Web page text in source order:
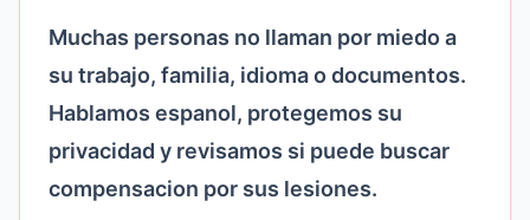
Muchas personas no llaman por miedo a
su trabajo, familia, idioma o documentos.
Hablamos espanol, protegemos su
privacidad y revisamos si puede buscar
compensacion por sus lesiones.